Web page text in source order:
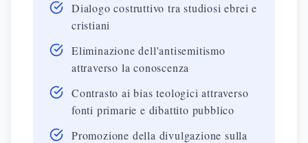
Dialogo costruttivo tra studiosi ebrei e
cristiani
Eliminazione dell'antisemitismo
attraverso la conoscenza
Contrasto ai bias teologici attraverso
fonti primarie e dibattito pubblico
Promozione della divulgazione sulla